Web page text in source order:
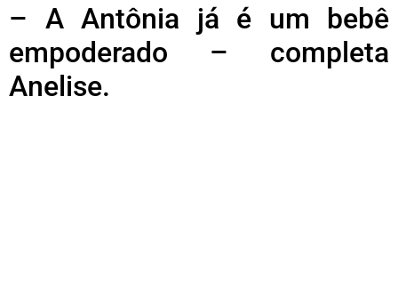
– A Antônia já é um bebê
empoderado – completa
Anelise.